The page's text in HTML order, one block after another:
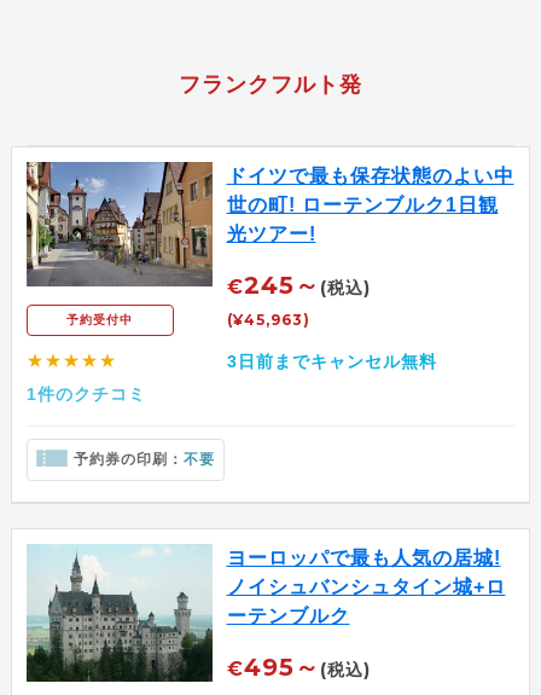
フランクフルト発
予約受付中
★★★★★
1件のクチコミ
ドイツで最も保存状態のよい中
世の町! ローテンブルク1日観
光ツアー!
€245～ (税込)
(¥45,963)
3日前までキャンセル無料
予約券の印刷： 不要
ヨーロッパで最も人気の居城!
ノイシュバンシュタイン城+ロ
ーテンブルク
€495～ (税込)